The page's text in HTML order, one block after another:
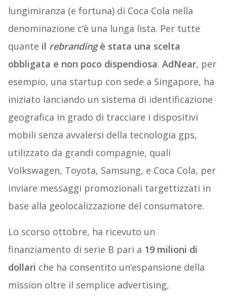
lungimiranza (e fortuna) di Coca Cola nella
denominazione c’è una lunga lista. Per tutte
quante il rebrandingè stata una scelta
obbligata e non poco dispendiosa. AdNear, per
esempio, una startup con sede a Singapore, ha
iniziato lanciando un sistema di identificazione
geografica in grado di tracciare i dispositivi
mobili senza avvalersi della tecnologia gps,
utilizzato da grandi compagnie, quali
Volkswagen, Toyota, Samsung, e Coca Cola, per
inviare messaggi promozionali targettizzati in
base alla geolocalizzazione del consumatore.
Lo scorso ottobre, ha ricevuto un
finanziamento di serie B pari a 19 milioni di
dollari che ha consentito un’espansione della
mission oltre il semplice advertising,